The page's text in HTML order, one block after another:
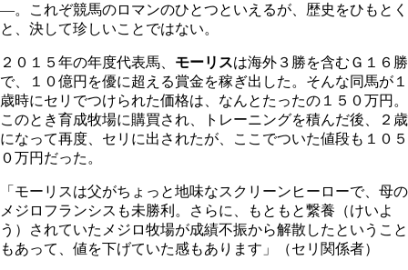
―。これぞ競馬のロマンのひとつといえるが、歴史をひもとく
と、決して珍しいことではない。
２０１５年の年度代表馬、 モーリスは海外３勝を含むＧ１６勝
で、１０億円を優に超える賞金を稼ぎ出した。そんな同馬が１
歳時にセリでつけられた価格は、なんとたったの１５０万円。
このとき育成牧場に購買され、トレーニングを積んだ後、２歳
になって再度、セリに出されたが、ここでついた値段も１０５
０万円だった。
「モーリスは父がちょっと地味なスクリーンヒーローで、母の
メジロフランシスも未勝利。さらに、もともと繋養（けいよ
う）されていたメジロ牧場が成績不振から解散したということ
もあって、値を下げていた感もあります」（セリ関係者）